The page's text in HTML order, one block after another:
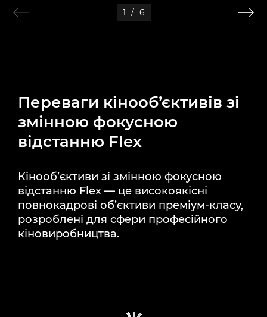
1 / 6
Переваги кінооб’єктивів зі
змінною фокусною
відстанню Flex
Кінооб’єктиви зі змінною фокусною
відстанню Flex — це високоякісні
повнокадрові об’єктиви преміум-класу,
розроблені для сфери професійного
кіновиробництва.